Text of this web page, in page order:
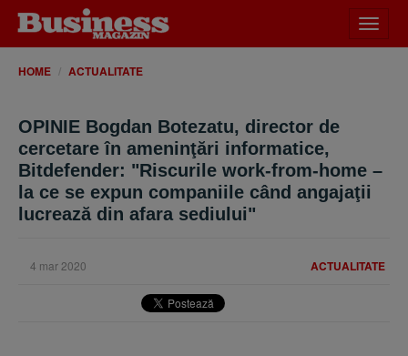
meniu
HOME ACTUALITATE
OPINIE Bogdan Botezatu, director de
cercetare în ameninţări informatice,
Bitdefender: "Riscurile work-from-home –
la ce se expun companiile când angajaţii
lucrează din afara sediului"
ACTUALITATE
4 mar 2020